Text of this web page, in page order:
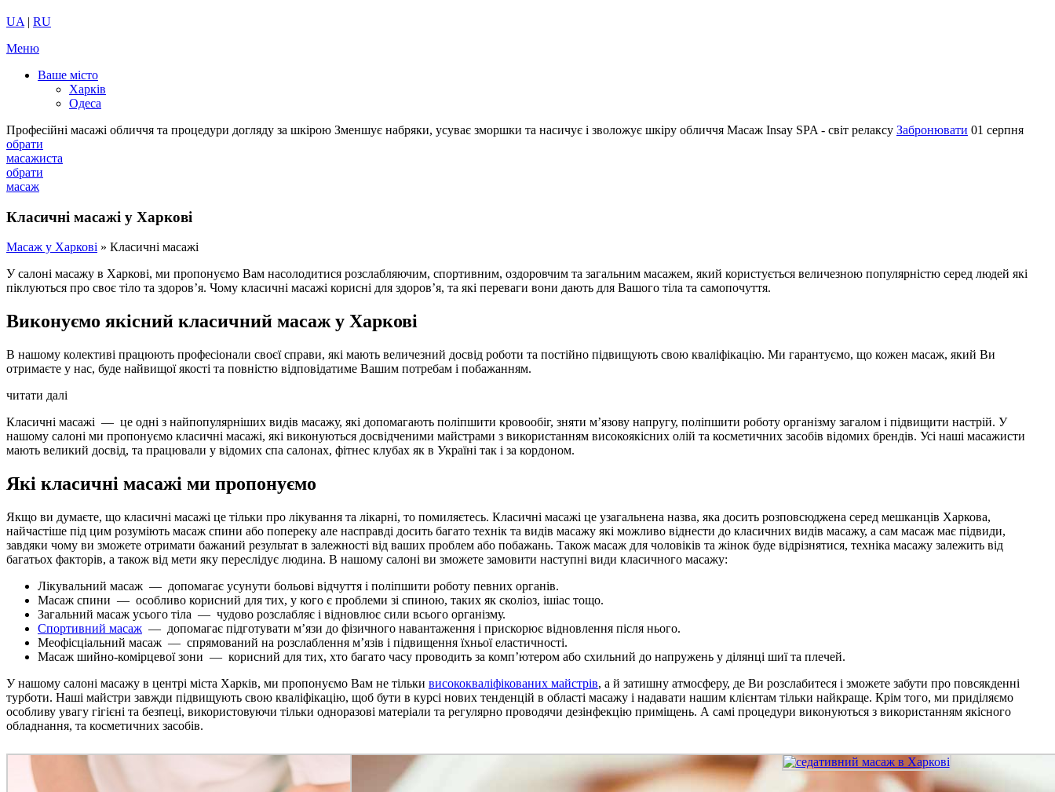
UA | RU
Меню
Ваше місто
Харків
Одеса
Професійні масажі обличчя та процедури догляду за шкірою Зменшує набряки, усуває зморшки та насичує і зволожує шкіру обличчя Масаж Insay SPA - світ релаксу Забронювати 01 серпня
обрати
масажиста
обрати
масаж
Класичні масажі у Харкові
Масаж у Харкові » Класичні масажі
У салоні масажу в Харкові, ми пропонуємо Вам насолодитися розслабляючим, спортивним, оздоровчим та загальним масажем, який користується величезною популярністю серед людей які
піклуються про своє тіло та здоров’я. Чому класичні масажі корисні для здоров’я, та які переваги вони дають для Вашого тіла та самопочуття.
Виконуємо якісний класичний масаж у Харкові
В нашому колективі працюють професіонали своєї справи, які мають величезний досвід роботи та постійно підвищують свою кваліфікацію. Ми гарантуємо, що кожен масаж, який Ви
отримаєте у нас, буде найвищої якості та повністю відповідатиме Вашим потребам і побажанням.
читати далі
Класичні масажі — це одні з найпопулярніших видів масажу, які допомагають поліпшити кровообіг, зняти м’язову напругу, поліпшити роботу організму загалом і підвищити настрій. У
нашому салоні ми пропонуємо класичні масажі, які виконуються досвідченими майстрами з використанням високоякісних олій та косметичних засобів відомих брендів. Усі наші масажисти
мають великий досвід, та працювали у відомих спа салонах, фітнес клубах як в Україні так і за кордоном.
Які класичні масажі ми пропонуємо
Якщо ви думаєте, що класичні масажі це тільки про лікування та лікарні, то помиляєтесь. Класичні масажі це узагальнена назва, яка досить розповсюджена серед мешканців Харкова,
найчастіше під цим розуміють масаж спини або попереку але насправді досить багато технік та видів масажу які можливо віднести до класичних видів масажу, а сам масаж має підвиди,
завдяки чому ви зможете отримати бажаний результат в залежності від ваших проблем або побажань. Також масаж для чоловіків та жінок буде відрізнятися, техніка масажу залежить від
багатьох факторів, а також від мети яку переслідує людина. В нашому салоні ви зможете замовити наступні види класичного масажу:
Лікувальний масаж — допомагає усунути больові відчуття і поліпшити роботу певних органів.
Масаж спини — особливо корисний для тих, у кого є проблеми зі спиною, таких як сколіоз, ішіас тощо.
Загальний масаж усього тіла — чудово розслабляє і відновлює сили всього організму.
Спортивний масаж — допомагає підготувати м’язи до фізичного навантаження і прискорює відновлення після нього.
Меофісціальний масаж — спрямований на розслаблення м’язів і підвищення їхньої еластичності.
Масаж шийно-комірцевої зони — корисний для тих, хто багато часу проводить за комп’ютером або схильний до напружень у ділянці шиї та плечей.
У нашому салоні масажу в центрі міста Харків, ми пропонуємо Вам не тільки висококваліфікованих майстрів, а й затишну атмосферу, де Ви розслабитеся і зможете забути про повсякденні
турботи. Наші майстри завжди підвищують свою кваліфікацію, щоб бути в курсі нових тенденцій в області масажу і надавати нашим клієнтам тільки найкраще. Крім того, ми приділяємо
особливу увагу гігієні та безпеці, використовуючи тільки одноразові матеріали та регулярно проводячи дезінфекцію приміщень. А самі процедури виконуються з використанням якісного
обладнання, та косметичних засобів.